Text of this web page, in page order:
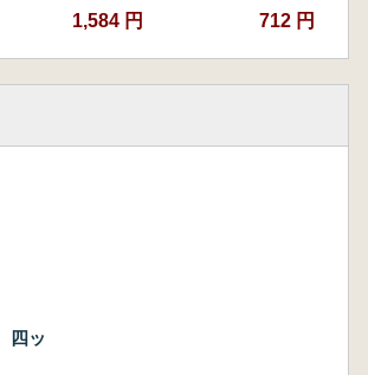
1,584 円 712 円
四ッ